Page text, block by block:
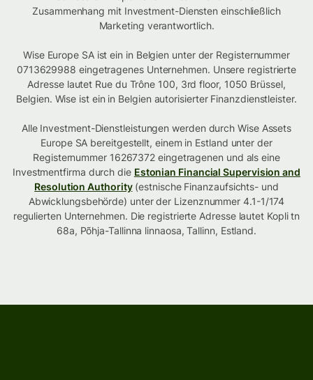
Zusammenhang mit Investment-Diensten einschließlich
Marketing verantwortlich.
Wise Europe SA ist ein in Belgien unter der Registernummer
0713629988 eingetragenes Unternehmen. Unsere registrierte
Adresse lautet Rue du Trône 100, 3rd floor, 1050 Brüssel,
Belgien. Wise ist ein in Belgien autorisierter Finanzdienstleister.
Alle Investment-Dienstleistungen werden durch Wise Assets
Europe SA bereitgestellt, einem in Estland unter der
Registernummer 16267372 eingetragenen und als eine
Investmentfirma durch die Estonian Financial Supervision and
Resolution Authority(estnische Finanzaufsichts- und
Abwicklungsbehörde) unter der Lizenznummer 4.1-1/174
regulierten Unternehmen. Die registrierte Adresse lautet Kopli tn
68a, Põhja-Tallinna linnaosa, Tallinn, Estland.